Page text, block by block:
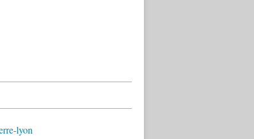
lyon